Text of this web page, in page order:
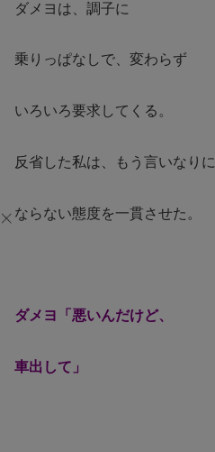
ダメヨは、調子に
乗りっぱなしで、変わらず
いろいろ要求してくる。
反省した私は、もう言いなりに
ならない態度を一貫させた。
ダメヨ「悪いんだけど、
車出して」